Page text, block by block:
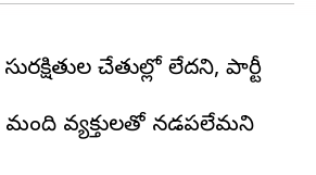
చేతుల్లో లేదని, పార్టీ
మంది వ్యక్తులతో నడపలేమని